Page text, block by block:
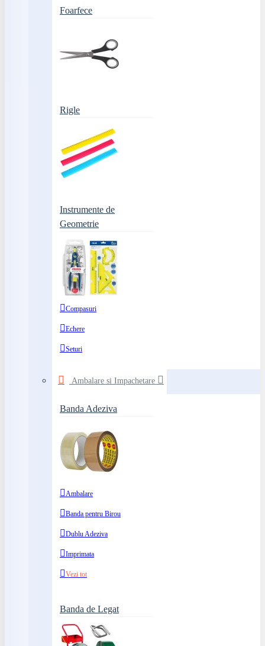
Foarfece
Rigle
Instrumente de
Geometrie
Compasuri
Echere
Seturi
Ambalare si Impachetare
Banda Adeziva
Ambalare
Banda pentru Birou
Dublu Adeziva
Imprimata
Vezi tot
Banda de Legat